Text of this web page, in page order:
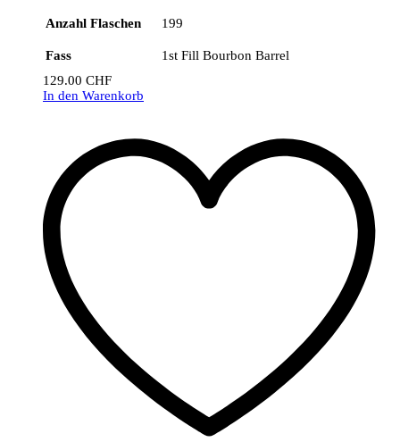
Anzahl Flaschen 199
Fass
1st Fill Bourbon Barrel
129.00 CHF
In den Warenkorb